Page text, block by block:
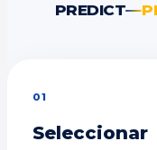
PREDICT
01
Seleccionar